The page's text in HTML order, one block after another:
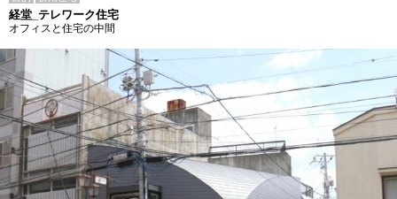
経堂_テレワーク住宅
オフィスと住宅の中間